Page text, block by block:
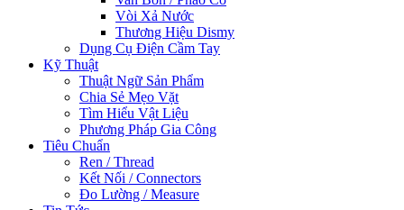
Vòi Xả Nước
Thương Hiệu Dismy
Dụng Cụ Điện Cầm Tay
Kỹ Thuật
Thuật Ngữ Sản Phẩm
Chia Sẻ Mẹo Vặt
Tìm Hiểu Vật Liệu
Phương Pháp Gia Công
Tiêu Chuẩn
Ren / Thread
Kết Nối / Connectors
Đo Lường / Measure